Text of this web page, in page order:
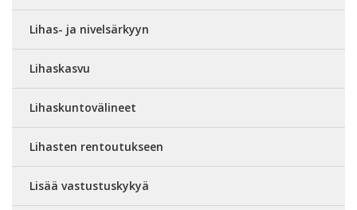
Lihas- ja nivelsärkyyn
Lihaskasvu
Lihaskuntovälineet
Lihasten rentoutukseen
Lisää vastustuskykyä